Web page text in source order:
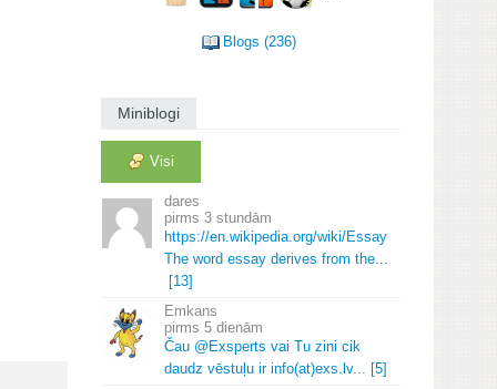
Blogs (236)
Miniblogi
Visi
dares
3 stundām
https://en.wikipedia.org/wiki/Essay
The word essay derives from the...
[13]
Emkans
5 dienām
Čau @Exsperts vai Tu zini cik
daudz vēstuļu ir info(at)exs. lv... [5]